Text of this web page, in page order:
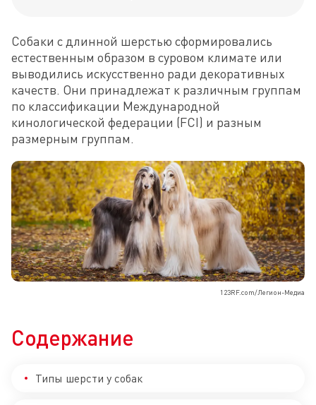
Собаки с длинной шерстью сформировались
естественным образом в суровом климате или
выводились искусственно ради декоративных
качеств. Они принадлежат к различным группам
по классификации Международной
кинологической федерации (FCI) и разным
размерным группам.
123RF.com/Легион-Медиа
Содержание
Типы шерсти у собак